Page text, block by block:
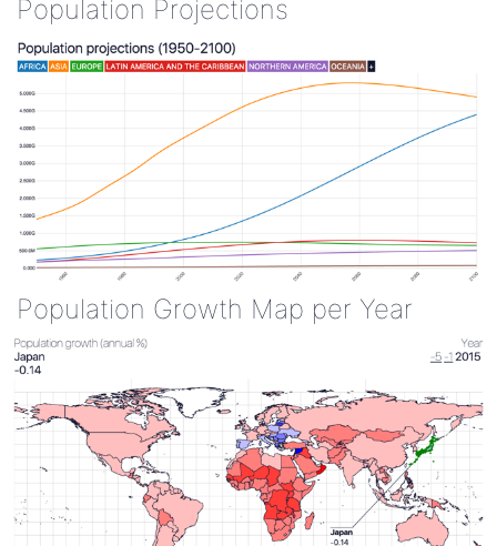
Population Projections
Population Growth Map per Year